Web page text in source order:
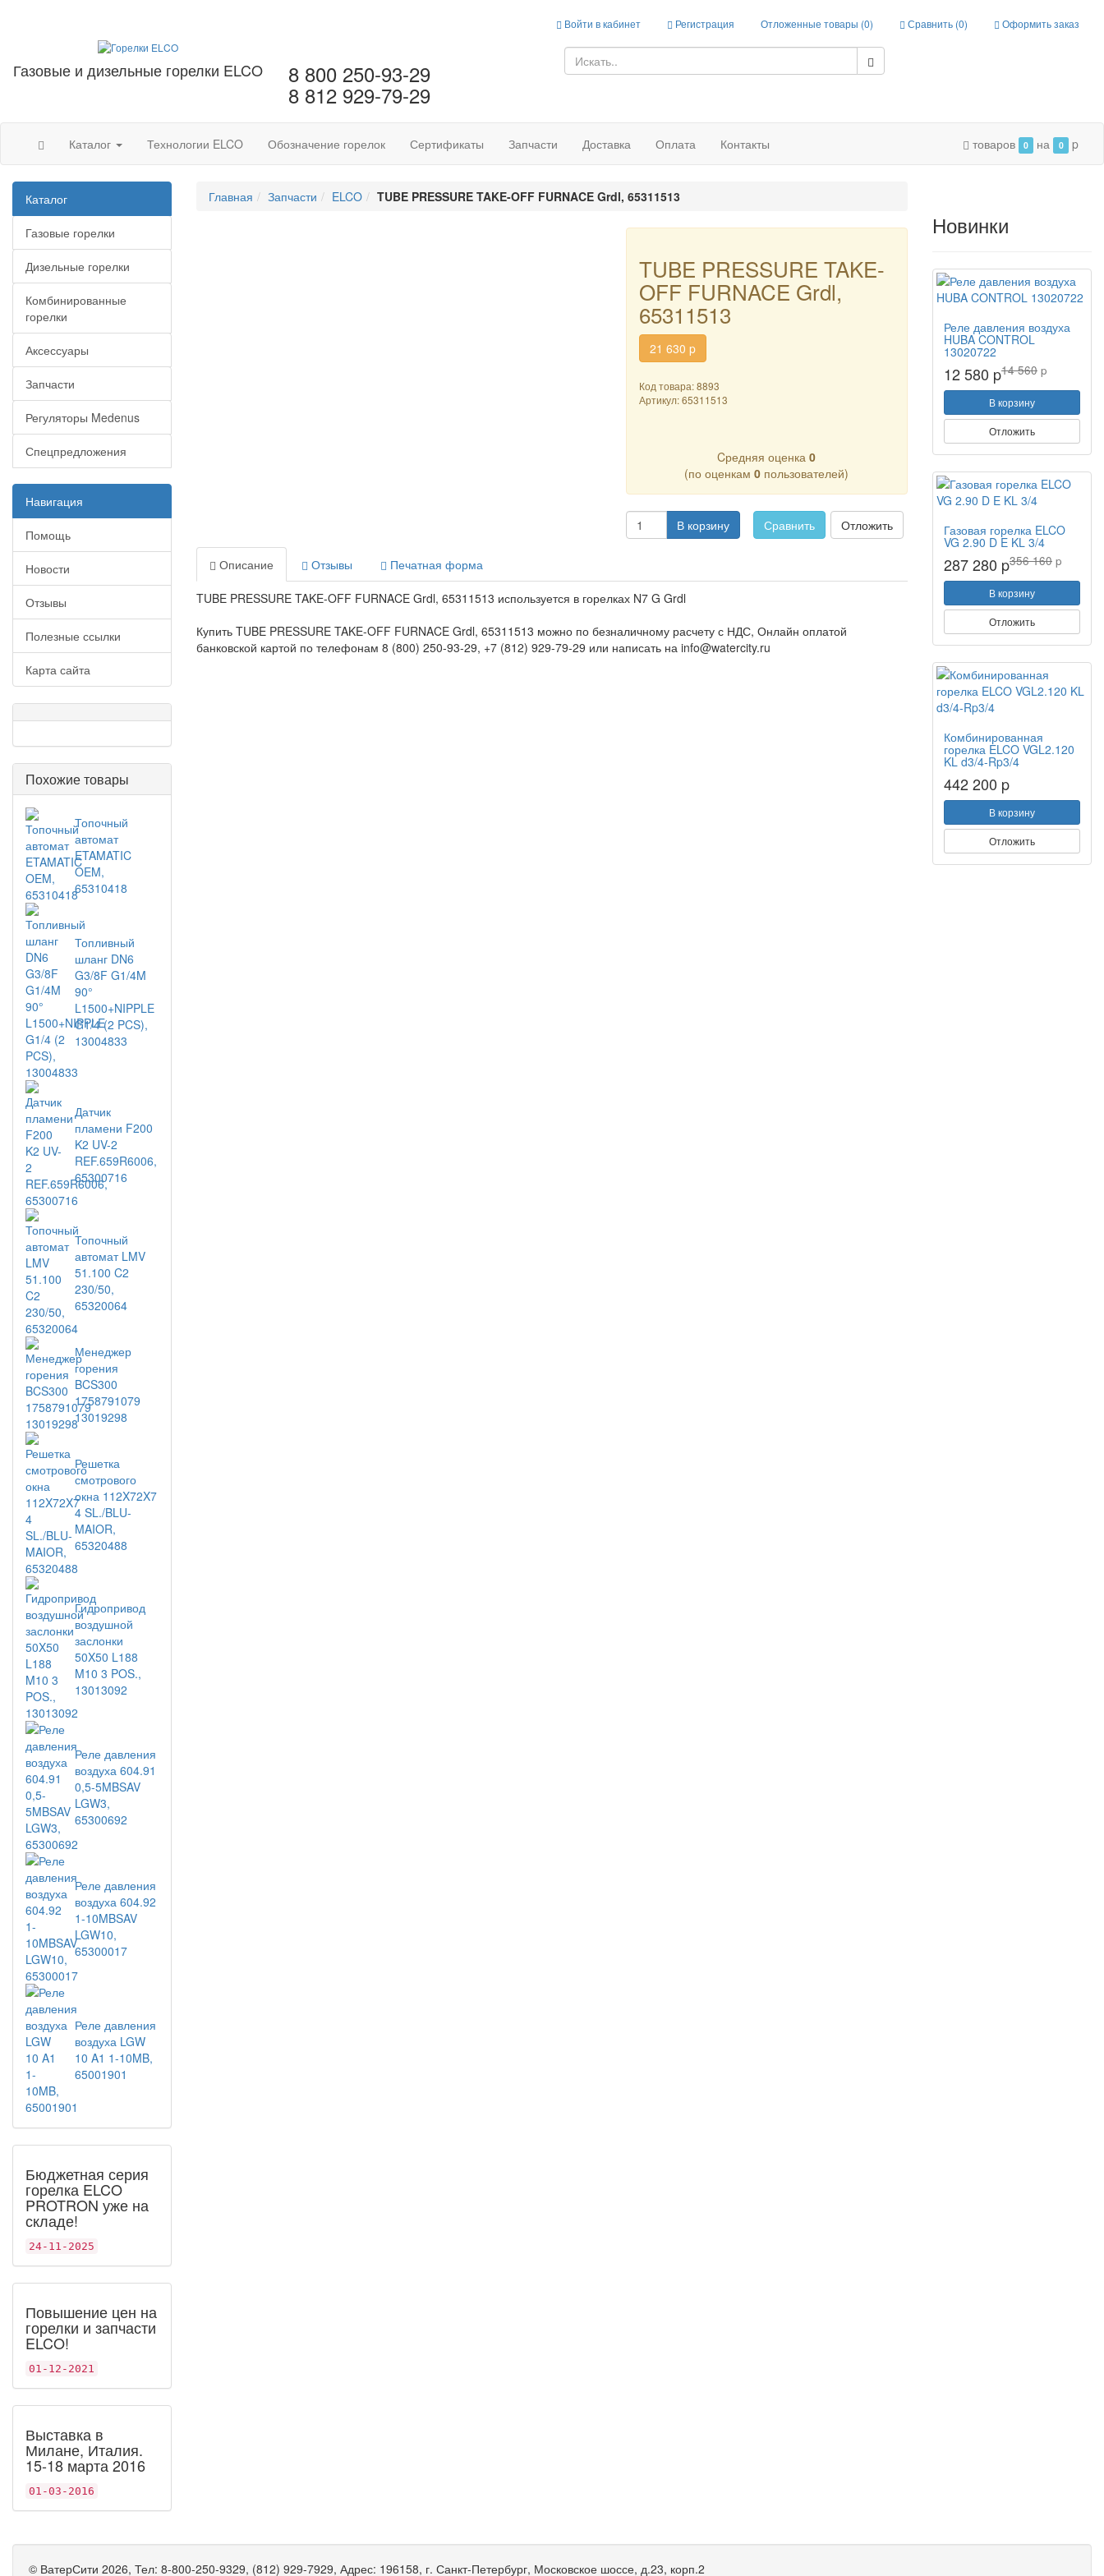
Газовые и дизельные горелки ELCO
Войти в кабинет Регистрация Отложенные товары (0) Сравнить (0) Оформить заказ
8 800 250-93-29
8 812 929-79-29
Каталог Технологии ELCO Обозначение горелок Сертификаты Запчасти Доставка Оплата Контакты товаров 0 на 0 p
Каталог
Газовые горелки
Дизельные горелки
Комбинированные
горелки
Аксессуары
Запчасти
Регуляторы Medenus
Спецпредложения
Навигация
Помощь
Новости
Отзывы
Полезные ссылки
Карта сайта
Похожие товары
Топочный
автомат
ETAMATIC
OEM,
65310418
Топливный
шланг DN6
G3/8F G1/4M
90°
L1500+NIPPLE
G1/4 (2 PCS),
13004833
Датчик
пламени F200
K2 UV-2
REF.659R6006,
65300716
Топочный
автомат LMV
51.100 C2
230/50,
65320064
Менеджер
горения
BCS300
1758791079
13019298
Решетка
смотрового
окна 112X72X7
4 SL./BLU-
MAIOR,
65320488
Гидропривод
воздушной
заслонки
50X50 L188
M10 3 POS.,
13013092
Реле давления
воздуха 604.91
0,5-5MBSAV
LGW3,
65300692
Реле давления
воздуха 604.92
1-10MBSAV
LGW10,
65300017
Реле давления
воздуха LGW
10 A1 1-10MB,
65001901
Бюджетная серия
горелка ELCO
PROTRON уже на
складе!
24-11-2025
Повышение цен на
горелки и запчасти
ELCO!
01-12-2021
Выставка в
Милане, Италия.
15-18 марта 2016
01-03-2016
Главная Запчасти ELCO TUBE PRESSURE TAKE-OFF FURNACE Grdl, 65311513
TUBE PRESSURE TAKE-
OFF FURNACE Grdl,
65311513
21 630 p
Код товара: 8893
Артикул:65311513
Cредняя оценка0
(по оценкам0 пользователей)
В корзину Сравнить Отложить
Описание Отзывы Печатная форма
TUBE PRESSURE TAKE-OFF FURNACE Grdl, 65311513 используется в горелках N7 G Grdl
Купить TUBE PRESSURE TAKE-OFF FURNACE Grdl, 65311513 можно по безналичному расчету с НДС, Онлайн оплатой
банковской картой по телефонам 8 (800) 250-93-29, +7 (812) 929-79-29 или написать на info@watercity.ru
Новинки
Реле давления воздуха
HUBA CONTROL
13020722
12 580 p14 560 p
В корзину
Отложить
Газовая горелка ELCO
VG 2.90 D E KL 3/4
287 280 p356 160 p
В корзину
Отложить
Комбинированная
горелка ELCO VGL2.120
KL d3/4-Rp3/4
442 200 p
В корзину
Отложить
© ВатерСити 2026, Тел: 8-800-250-9329, (812) 929-7929, Адрес: 196158, г. Санкт-Петербург, Московское шоссе, д.23, корп.2